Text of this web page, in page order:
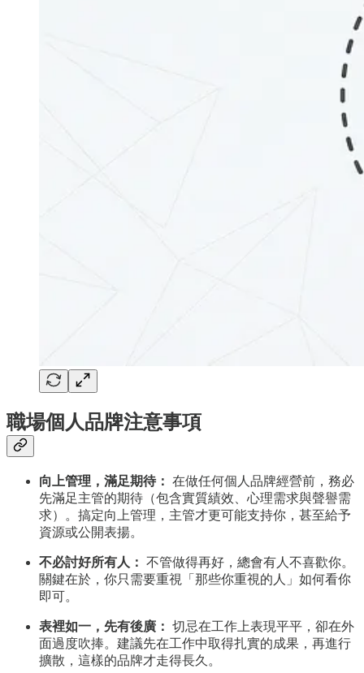
職場個人品牌注意事項
向上管理，滿足期待： 在做任何個人品牌經營前，務必
先滿足主管的期待（包含實質績效、心理需求與聲譽需
求）。搞定向上管理，主管才更可能支持你，甚至給予
資源或公開表揚。
不必討好所有人： 不管做得再好，總會有人不喜歡你。
關鍵在於，你只需要重視「那些你重視的人」如何看你
即可。
表裡如一，先有後廣： 切忌在工作上表現平平，卻在外
面過度吹捧。建議先在工作中取得扎實的成果，再進行
擴散，這樣的品牌才走得長久。